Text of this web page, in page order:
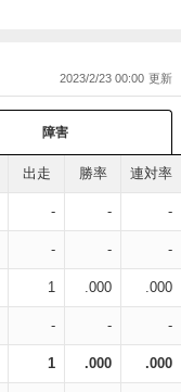
2023/2/23 00:00
障害
出走 勝率 連対率
- - -
- - -
1 .000 .000
- - -
1 .000 .000